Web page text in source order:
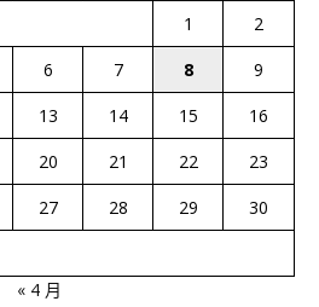
1
2
6 7 8
9
13 14 15
16
20 21 22
23
27 28 29
30
« 4 月